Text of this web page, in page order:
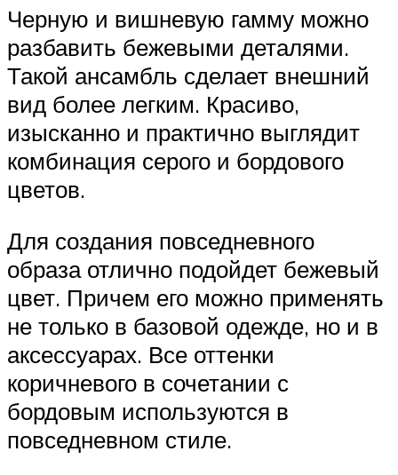
Черную и вишневую гамму можно
разбавить бежевыми деталями.
Такой ансамбль сделает внешний
вид более легким. Красиво,
изысканно и практично выглядит
комбинация серого и бордового
цветов.
Для создания повседневного
образа отлично подойдет бежевый
цвет. Причем его можно применять
не только в базовой одежде, но и в
аксессуарах. Все оттенки
коричневого в сочетании с
бордовым используются в
повседневном стиле.